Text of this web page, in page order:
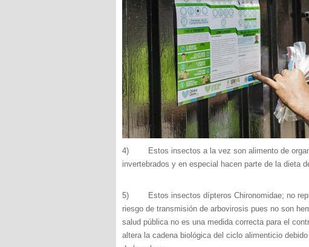
4) Estos insectos a la vez son alimento de
invertebrados y en especial hacen parte de la dieta
5) Estos insectos dípteros Chironomidae; no
riesgo de transmisión de arbovirosis pues no son
salud pública no es una medida correcta para el
altera la cadena biológica del ciclo alimenticio